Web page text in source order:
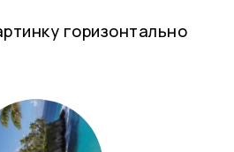
горизонтально